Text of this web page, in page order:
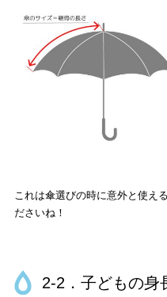
これは傘選びの時に意外と使え
ださいね！
2-2．子どもの身